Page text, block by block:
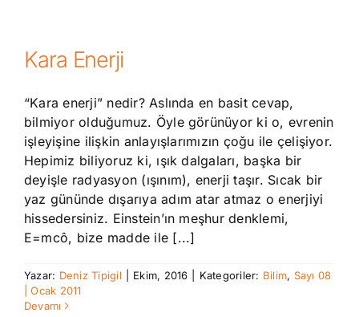
Kara Enerji
“Kara enerji” nedir? Aslında en basit cevap,
bilmiyor olduğumuz. Öyle görünüyor ki o, evrenin
işleyişine ilişkin anlayışlarımızın çoğu ile çelişiyor.
Hepimiz biliyoruz ki, ışık dalgaları, başka bir
deyişle radyasyon (ışınım), enerji taşır. Sıcak bir
yaz gününde dışarıya adım atar atmaz o enerjiyi
hissedersiniz. Einstein’ın meşhur denklemi,
E=mcô, bize madde ile [...]
Yazar: Deniz Tipigil Ekim, 2016 Kategoriler: Bilim, Sayı 08
| Ocak 2011
Devamı